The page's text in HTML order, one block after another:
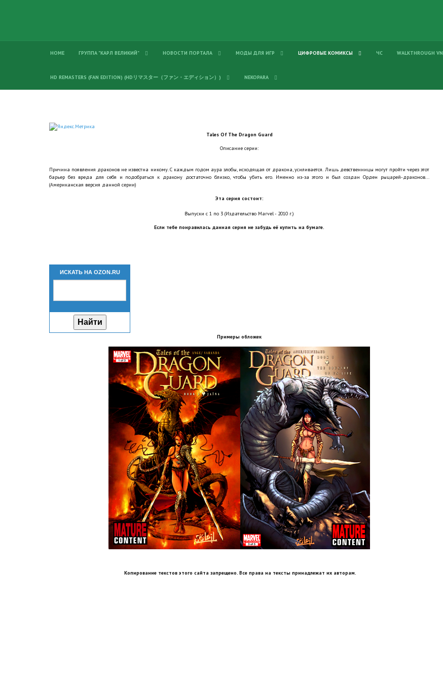
HOME ГРУППА "КАРЛ ВЕЛИКИЙ" НОВОСТИ ПОРТАЛА МОДЫ ДЛЯ ИГР ЦИФРОВЫЕ КОМИКСЫ ЧС WALKTHROUGH VN
HD REMASTERS (FAN EDITION) (HDリマスター（ファン・エディション）) NEKOPARA
Tales Of The Dragon Guard
Описание серии:
Причина появления драконов не известна никому. С каждым годом аура злобы, исходящая от дракона, усиливается. Лишь девственницы могут пройти через этот
барьер без вреда для себя и подобраться к дракону достаточно близко, чтобы убить его. Именно из-за этого и был создан Орден рыцарей-драконов...
(Американская версия данной серии)
Эта серия состоит:
Выпуски с 1 по 3 (Издательство Marvel - 2010 г.)
Если тебе понравилась данная серия не забудь её купить на бумаге.
ИСКАТЬ НА OZON.RU
Примеры обложек
Копирование текстов этого сайта запрещено. Все права на тексты принадлежат их авторам.